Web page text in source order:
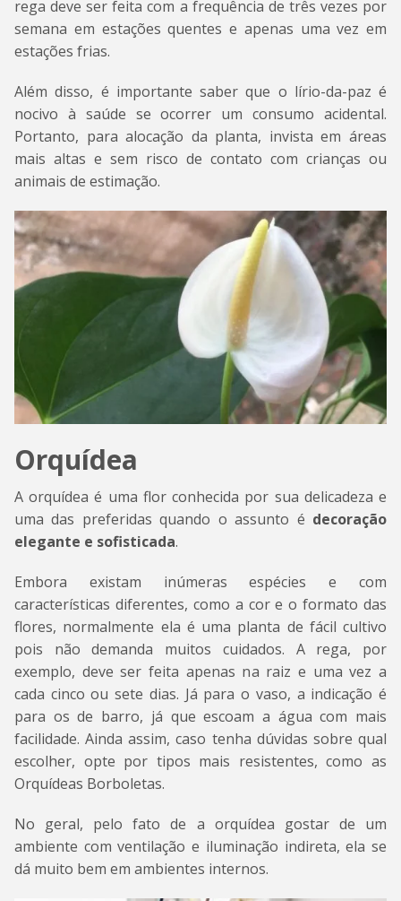
rega deve ser feita com a frequência de três vezes por
semana em estações quentes e apenas uma vez em
estações frias.
Além disso, é importante saber que o lírio-da-paz é
nocivo à saúde se ocorrer um consumo acidental.
Portanto, para alocação da planta, invista em áreas
mais altas e sem risco de contato com crianças ou
animais de estimação.
Orquídea
A orquídea é uma flor conhecida por sua delicadeza e
uma das preferidas quando o assunto é decoração
elegante e sofisticada.
Embora existam inúmeras espécies e com
características diferentes, como a cor e o formato das
flores, normalmente ela é uma planta de fácil cultivo
pois não demanda muitos cuidados. A rega, por
exemplo, deve ser feita apenas na raiz e uma vez a
cada cinco ou sete dias. Já para o vaso, a indicação é
para os de barro, já que escoam a água com mais
facilidade. Ainda assim, caso tenha dúvidas sobre qual
escolher, opte por tipos mais resistentes, como as
Orquídeas Borboletas.
No geral, pelo fato de a orquídea gostar de um
ambiente com ventilação e iluminação indireta, ela se
dá muito bem em ambientes internos.